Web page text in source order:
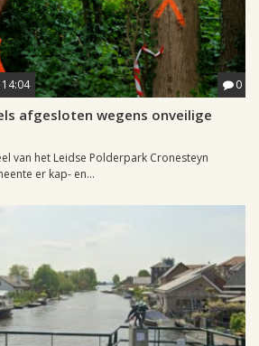
0
afgesloten wegens onveilige
van het Leidse Polderpark Cronesteyn
er kap- en...